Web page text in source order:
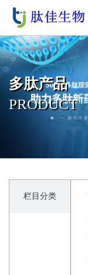
多肽产品
PRODUCT
栏目分类